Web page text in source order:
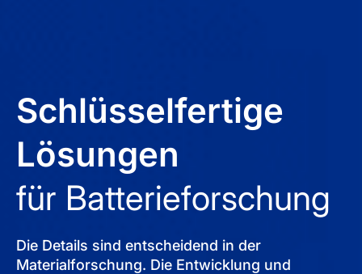
Schlüsselfertige
Lösungen
für Batterieforschung
Die Details sind entscheidend in der
Materialforschung. Die Entwicklung und